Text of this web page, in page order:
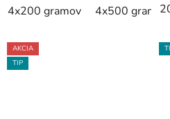
4x200 gramov 4x500 gramov
AKCIA
TIP